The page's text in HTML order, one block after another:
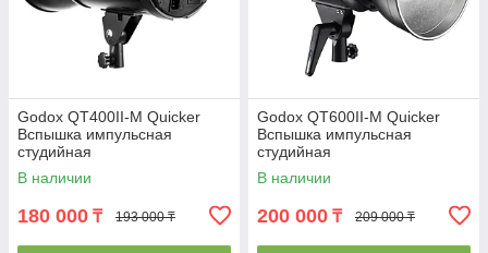
Godox QT400II-M Quicker
Вспышка импульсная
студийная
В наличии
180 000 ₸ 193 000 ₸
Godox QT600II-M Quicker
Вспышка импульсная
студийная
В наличии
200 000 ₸ 209 000 ₸